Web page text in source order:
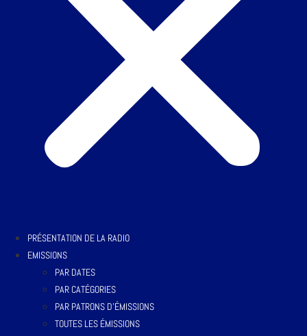
PRÉSENTATION DE LA RADIO
EMISSIONS
PAR DATES
PAR CATÉGORIES
PAR PATRONS D’ÉMISSIONS
TOUTES LES ÉMISSIONS